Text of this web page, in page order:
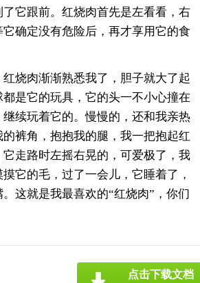
它跟前。红烧肉首先是左看看，右
确定没有危险后，再才享用它的食
烧肉渐渐熟悉我了，胆子就大了起
是它的玩具，它的头一不小心撞在
续玩着它的。慢慢的，还和我亲热
裤角，抱抱我的腿，我一把抱起红
走路时左摇右晃的，可爱极了，我
它的毛，过了一会儿，它睡着了，
这就是我最喜欢的“红烧肉”，你们
点击下载文档